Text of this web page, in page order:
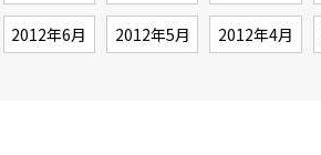
2012年6月 2012年5月 2012年4月